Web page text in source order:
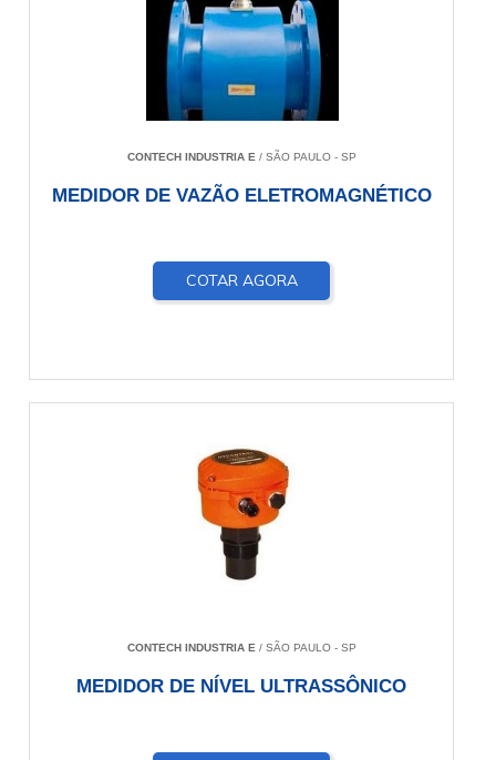
CONTECH INDUSTRIA E / SÃO PAULO - SP
MEDIDOR DE VAZÃO ELETROMAGNÉTICO
COTAR AGORA
CONTECH INDUSTRIA E / SÃO PAULO - SP
MEDIDOR DE NÍVEL ULTRASSÔNICO